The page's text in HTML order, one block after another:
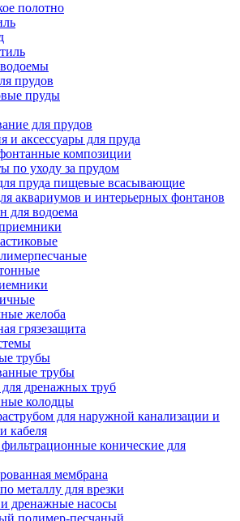
полотно
прудов
пруды
для прудов
и аксессуары для пруда
композиции
по уходу за прудом
пруда пищевые всасывающие
аквариумов и интерьерных фонтанов
для водоема
желоба
грязезащита
трубы
трубы
дренажных труб
колодцы
для наружной канализации и
кабеля
конические для
мембрана
металлу для врезки
дренажные насосы
полимер-песчаный